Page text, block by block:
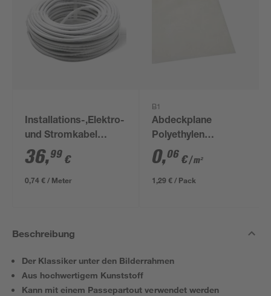
Installations-,Elektro-
und Stromkabel
NYM-J 3x1,5mm² 50
m
36,99 €
0,74 € / Meter
B1
Abdeckplane
Polyethylen
transparent 4 x 5 m
0,06 €/ m²
1,29 € / Pack
Beschreibung
Der Klassiker unter den Bilderrahmen
Aus hochwertigem Kunststoff
Kann mit einem Passepartout verwendet werden